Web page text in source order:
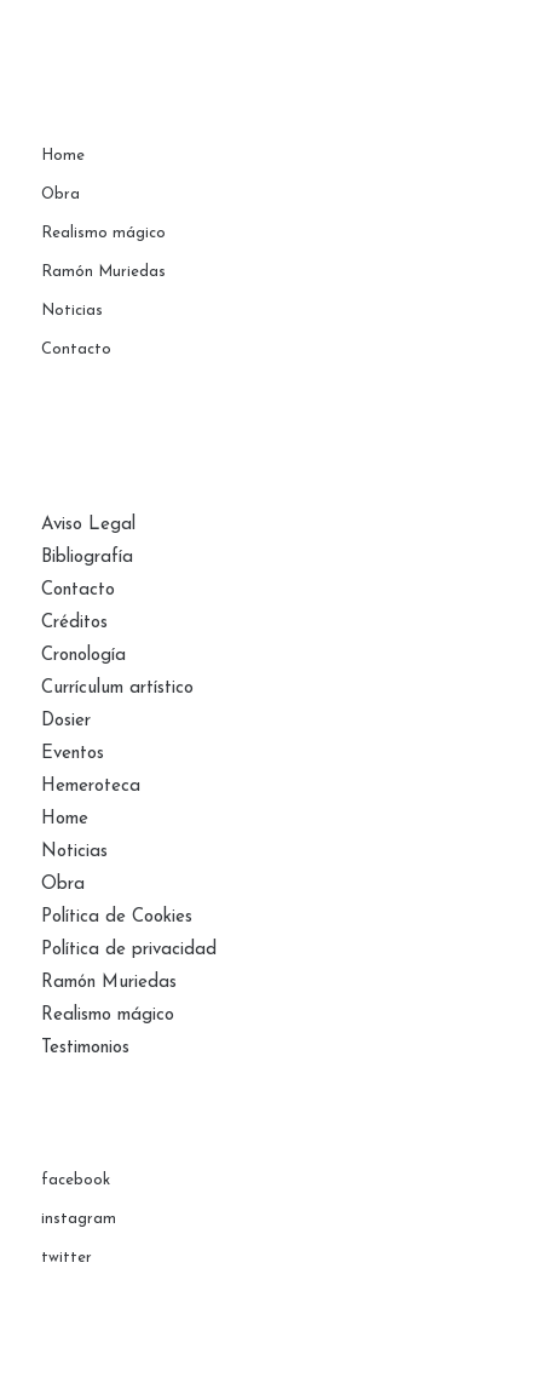
Home
Obra
Realismo mágico
Ramón Muriedas
Noticias
Contacto
Aviso Legal
Bibliografía
Contacto
Créditos
Cronología
Currículum artístico
Dosier
Eventos
Hemeroteca
Home
Noticias
Obra
Política de Cookies
Política de privacidad
Ramón Muriedas
Realismo mágico
Testimonios
facebook
instagram
twitter